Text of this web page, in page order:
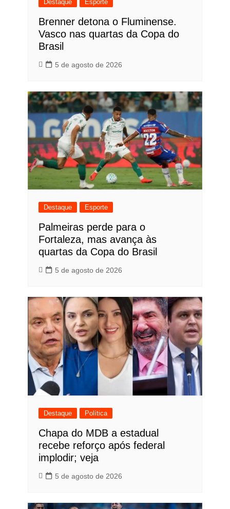
Destaque Esporte
Brenner detona o Fluminense.
Vasco nas quartas da Copa do
Brasil
5 de agosto de 2026
Destaque Esporte
Palmeiras perde para o
Fortaleza, mas avança às
quartas da Copa do Brasil
5 de agosto de 2026
Destaque Política
Chapa do MDB a estadual
recebe reforço após federal
implodir; veja
5 de agosto de 2026